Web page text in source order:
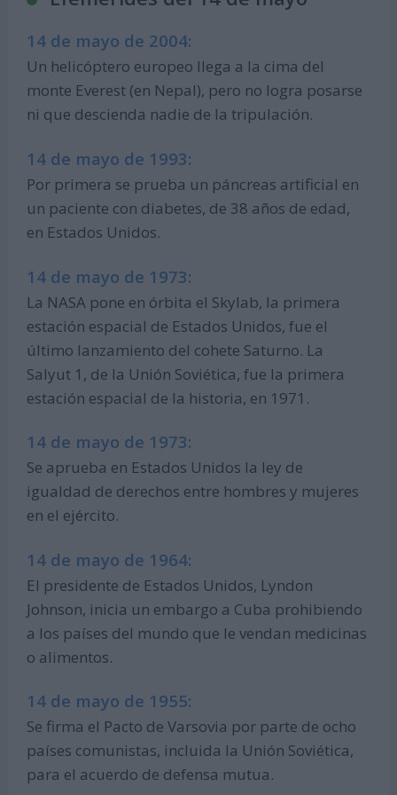
14 de mayo de 2004:
Un helicóptero europeo llega a la cima del
monte Everest (en Nepal), pero no logra posarse
ni que descienda nadie de la tripulación.
14 de mayo de 1993:
Por primera se prueba un páncreas artificial en
un paciente con diabetes, de 38 años de edad,
en Estados Unidos.
14 de mayo de 1973:
La NASA pone en órbita el Skylab, la primera
estación espacial de Estados Unidos, fue el
último lanzamiento del cohete Saturno. La
Salyut 1, de la Unión Soviética, fue la primera
estación espacial de la historia, en 1971.
14 de mayo de 1973:
Se aprueba en Estados Unidos la ley de
igualdad de derechos entre hombres y mujeres
en el ejército.
14 de mayo de 1964:
El presidente de Estados Unidos, Lyndon
Johnson, inicia un embargo a Cuba prohibiendo
a los países del mundo que le vendan medicinas
o alimentos.
14 de mayo de 1955:
Se firma el Pacto de Varsovia por parte de ocho
países comunistas, incluida la Unión Soviética,
para el acuerdo de defensa mutua.